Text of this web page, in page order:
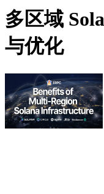
多区域
与优化